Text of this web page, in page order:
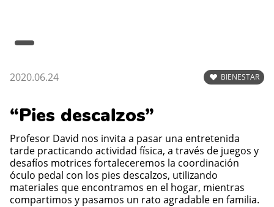
2020.06.24 BIENESTAR
“Pies descalzos”
Profesor David nos invita a pasar una entretenida
tarde practicando actividad física, a través de juegos y
desafíos motrices fortaleceremos la coordinación
óculo pedal con los pies descalzos, utilizando
materiales que encontramos en el hogar, mientras
compartimos y pasamos un rato agradable en familia.